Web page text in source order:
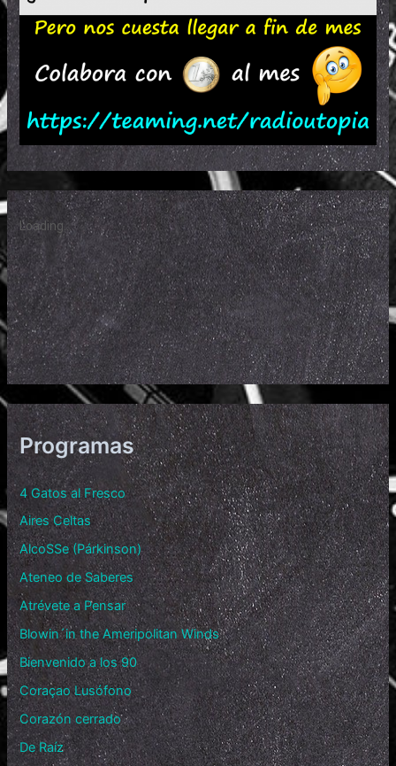
Programas
4 Gatos al Fresco
Aires Celtas
AlcoSSe (Párkinson)
Ateneo de Saberes
Atrévete a Pensar
Blowin´in the Ameripolitan Winds
Bienvenido a los 90
Coraçao Lusófono
Corazón cerrado
De Raíz